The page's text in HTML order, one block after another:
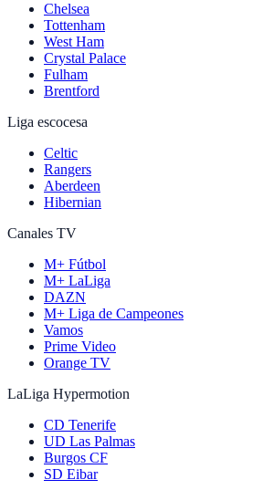
Chelsea
Tottenham
West Ham
Crystal Palace
Fulham
Brentford
Liga escocesa
Celtic
Rangers
Aberdeen
Hibernian
Canales TV
M+ Fútbol
M+ LaLiga
DAZN
M+ Liga de Campeones
Vamos
Prime Video
Orange TV
LaLiga Hypermotion
CD Tenerife
UD Las Palmas
Burgos CF
SD Eibar